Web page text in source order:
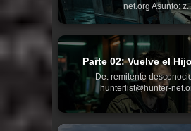
net.org Asunto:
Parte 02: Vuelve el
De: remitente
hunterlist@hunter-